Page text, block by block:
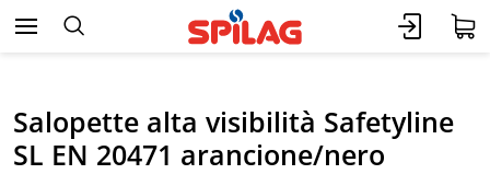
Salopette alta visibilità Safetyline
SL EN 20471 arancione/nero